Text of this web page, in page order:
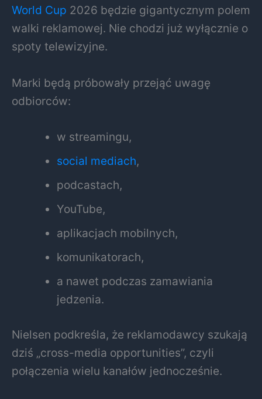
World Cup 2026 będzie gigantycznym polem
walki reklamowej. Nie chodzi już wyłącznie o
spoty telewizyjne.
Marki będą próbowały przejąć uwagę
odbiorców:
w streamingu,
social mediach,
podcastach,
YouTube,
aplikacjach mobilnych,
komunikatorach,
a nawet podczas zamawiania
jedzenia.
Nielsen podkreśla, że reklamodawcy szukają
dziś „cross-media opportunities”, czyli
połączenia wielu kanałów jednocześnie.